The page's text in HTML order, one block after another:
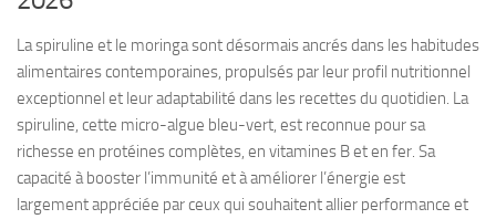
La spiruline et le moringa sont désormais ancrés dans les habitudes
alimentaires contemporaines, propulsés par leur profil nutritionnel
exceptionnel et leur adaptabilité dans les recettes du quotidien. La
spiruline, cette micro-algue bleu-vert, est reconnue pour sa
richesse en protéines complètes, en vitamines B et en fer. Sa
capacité à booster l’immunité et à améliorer l’énergie est
largement appréciée par ceux qui souhaitent allier performance et